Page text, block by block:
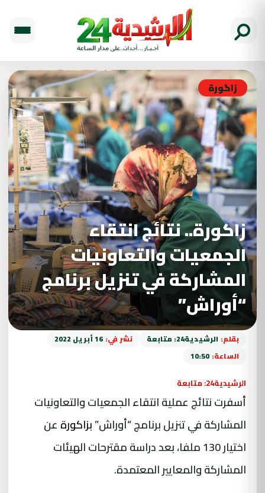
زاگورة
زاكورة.. نتائج انتقاء
الجمعيات والتعاونيات
المشاركة في تنزيل برنامج
“أوراش”
بقلم: الرشيدية24: متابعة نشر في: 16 أبريل 2022
الساعة: 10:50
الرشيدية24: متابعة
أسفرت نتائج عملية انتقاء الجمعيات والتعاونيات
المشاركة في تنزيل برنامج “أوراش”بزاكورة عن
اختيار 130 ملفا، بعد دراسة مقترحات الهيئات
المشاركة والمعايير المعتمدة.